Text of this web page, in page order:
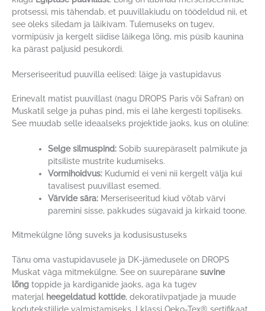
protsessi, mis tähendab, et puuvillakiudu on töödeldud nii, et
see oleks siledam ja läikivam. Tulemuseks on tugev,
vormipüsiv ja kergelt siidise läikega lõng, mis püsib kaunina
ka pärast paljusid pesukordi.
Merseriseeritud puuvilla eelised: läige ja vastupidavus
Erinevalt matist puuvillast (nagu DROPS Paris või Safran) on
Muskatil selge ja puhas pind, mis ei lähe kergesti topiliseks.
See muudab selle ideaalseks projektide jaoks, kus on oluline:
Selge silmuspind: Sobib suurepäraselt palmikute ja
pitsiliste mustrite kudumiseks.
Vormihoidvus: Kudumid ei veni nii kergelt välja kui
tavalisest puuvillast esemed.
Värvide sära: Merseriseeritud kiud võtab värvi
paremini sisse, pakkudes sügavaid ja kirkaid toone.
Mitmekülgne lõng suveks ja kodusisustuseks
Tänu oma vastupidavusele ja DK-jämedusele on DROPS
Muskat väga mitmekülgne. See on suurepärane suvine
lõng toppide ja kardiganide jaoks, aga ka tugev
materjal
heegeldatud kottide, dekoratiivpatjade ja muude